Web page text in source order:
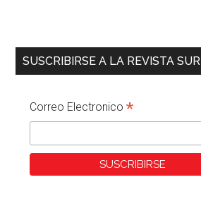
SUSCRIBIRSE A LA REVISTA SUR
Correo Electronico*